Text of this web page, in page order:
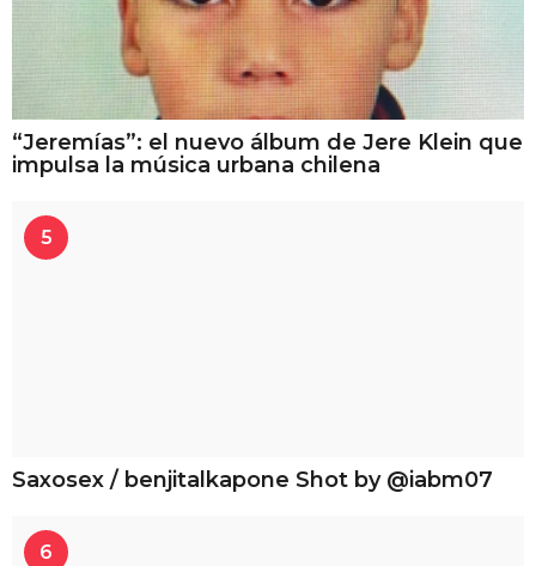
“Jeremías”: el nuevo álbum de Jere Klein que
impulsa la música urbana chilena
5
Saxosex / benjitalkapone Shot by @iabm07
6